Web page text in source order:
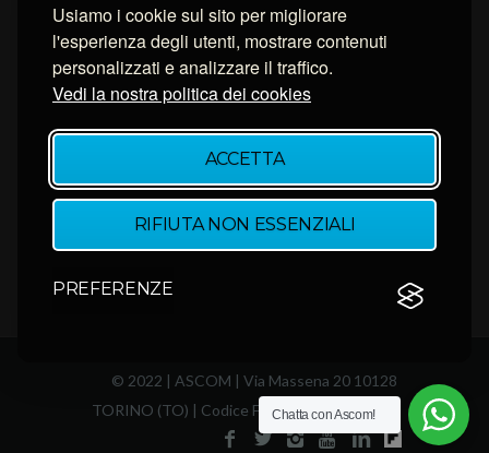
Usiamo i cookie sul sito per migliorare
l'esperienza degli utenti, mostrare contenuti
personalizzati e analizzare il traffico.
Vedi la nostra politica dei cookies
ACCETTA
RIFIUTA NON ESSENZIALI
PREFERENZE
Connessione con AnyDesk
Connessione con Ammyy Admin
Connessione con TeamViewer
NEWSLETTER
Inserisci la tua email per restare aggiornato.
© 2022 | ASCOM | Via Massena 20 10128
TORINO (TO) | Codice Fiscale 80082340011
Chatta con Ascom!